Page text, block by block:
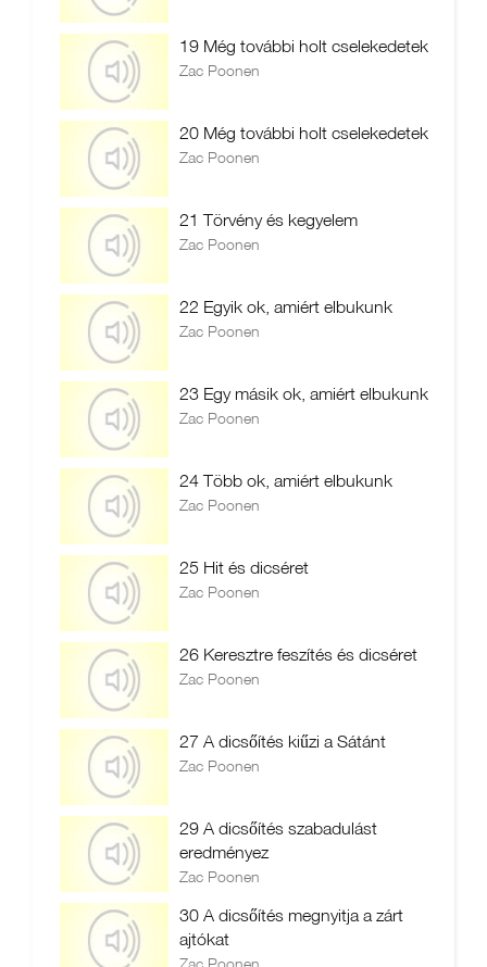
19 Még további holt cselekedetek
Zac Poonen
20 Még további holt cselekedetek
Zac Poonen
21 Törvény és kegyelem
Zac Poonen
22 Egyik ok, amiért elbukunk
Zac Poonen
23 Egy másik ok, amiért elbukunk
Zac Poonen
24 Több ok, amiért elbukunk
Zac Poonen
25 Hit és dicséret
Zac Poonen
26 Keresztre feszítés és dicséret
Zac Poonen
27 A dicsőítés kiűzi a Sátánt
Zac Poonen
29 A dicsőítés szabadulást
eredményez
Zac Poonen
30 A dicsőítés megnyitja a zárt
ajtókat
Zac Poonen